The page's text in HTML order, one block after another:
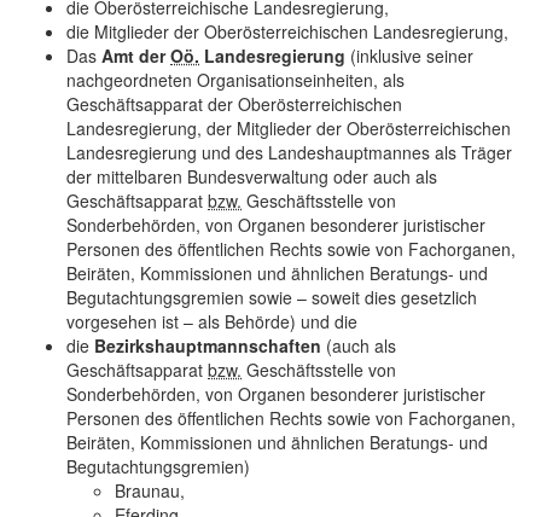
die Oberösterreichische Landesregierung,
die Mitglieder der Oberösterreichischen Landesregierung,
Das Amt derOö. Landesregierung (inklusive seiner
nachgeordneten Organisationseinheiten, als
Geschäftsapparat der Oberösterreichischen
Landesregierung, der Mitglieder der Oberösterreichischen
Landesregierung und des Landeshauptmannes als Träger
der mittelbaren Bundesverwaltung oder auch als
Geschäftsapparat bzw. Geschäftsstelle von
Sonderbehörden, von Organen besonderer juristischer
Personen des öffentlichen Rechts sowie von Fachorganen,
Beiräten, Kommissionen und ähnlichen Beratungs- und
Begutachtungsgremien sowie – soweit dies gesetzlich
vorgesehen ist – als Behörde) und die
die Bezirkshauptmannschaften (auch als
Geschäftsapparat bzw. Geschäftsstelle von
Sonderbehörden, von Organen besonderer juristischer
Personen des öffentlichen Rechts sowie von Fachorganen,
Beiräten, Kommissionen und ähnlichen Beratungs- und
Begutachtungsgremien)
Braunau,